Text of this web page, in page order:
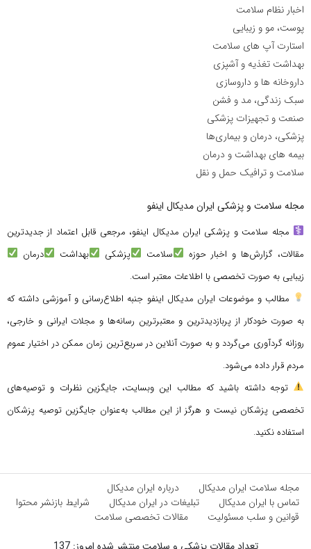
اخبار نظام سلامت
پوست، مو و زیبایی
استارت آپ های سلامت
بهداشت تغذیه و آشپزی
داروخانه ها و داروسازی
سبک زندگی، مد و فشن
صنعت و تجهیزات پزشکی
پزشکی، درمان و بیماری‌ها
بیمه های بهداشت و درمان
سلامت و ترافیک حمل و نقل
مجله سلامت و پزشکی ایران مدیکال اینفو
مجله سلامت و پزشکی ایران مدیکال اینفو، مرجعی قابل اعتماد از جدیدترین
مقالات، گزارش‌ها و اخبار حوزه
سلامت پزشکی بهداشت
درمان
زیبایی به صورت تخصصی با اطلاعات معتبر است.
مطالب و موضوعات ایران مدیکال اینفو جنبه اطلاع‌رسانی و آموزشی داشته که
به صورت خودکار از پربازدیدترین و معتبرترین رسانه‌ها و مجلات ایرانی و خارجی،
روزانه گردآوری می‌گردد و به صورت آنلاین در سریع‌ترین زمان ممکن در اختیار عموم
مردم قرار داده می‌شود.
توجه داشته باشید که مطالب این وبسایت، جایگزین نظرات و توصیه‌های
تخصصی پزشکان نیست و هرگز از این مطالب به‌عنوان جایگزین توصیه پزشکان
استفاده نکنید.
مجله سلامت ایران مدیکال
درباره ایران مدیکال
تماس با ایران مدیکال
تبلیغات در ایران مدیکال
شرایط بازنشر محتوا
قوانین و سلب مسئولیت
مقالات تخصصی سلامت